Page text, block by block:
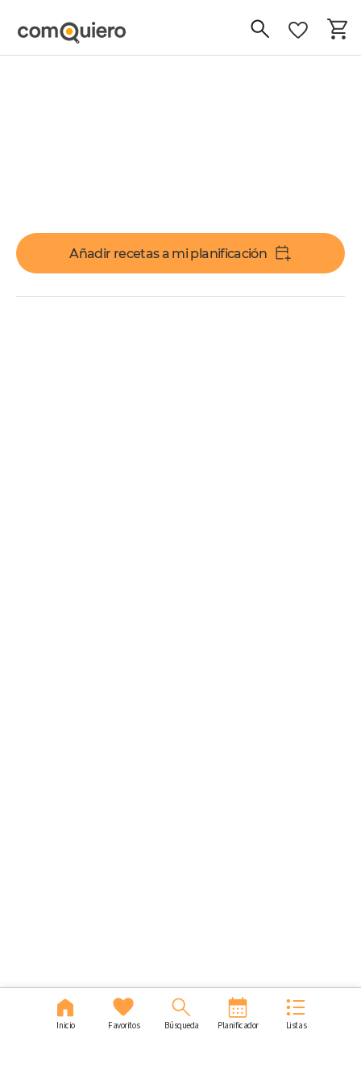
Añadir recetas a mi planificación
Inicio Favoritos Búsqueda Planificador Listas